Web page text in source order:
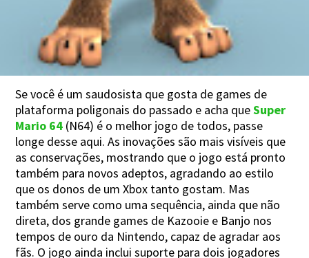
Se você é um saudosista que gosta de games de
plataforma poligonais do passado e acha queSuper
Mario 64 (N64) é o melhor jogo de todos, passe
longe desse aqui. As inovações são mais visíveis que
as conservações, mostrando que o jogo está pronto
também para novos adeptos, agradando ao estilo
que os donos de um Xbox tanto gostam. Mas
também serve como uma sequência, ainda que não
direta, dos grande games de Kazooie e Banjo nos
tempos de ouro da Nintendo, capaz de agradar aos
fãs. O jogo ainda inclui suporte para dois jogadores